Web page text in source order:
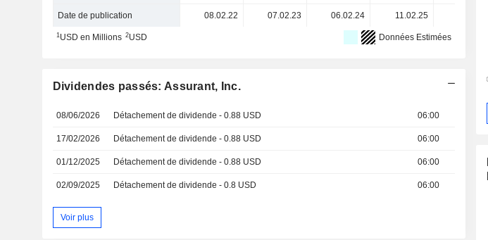
Date de publication 08.02.22 07.02.23 06.02.24 11.02.25
1USD en Millions 2USD Données Estimées
Dividendes passés: Assurant, Inc.
08/06/2026 Détachement de dividende - 0.88 USD 06:00
17/02/2026 Détachement de dividende - 0.88 USD 06:00
01/12/2025 Détachement de dividende - 0.88 USD 06:00
02/09/2025 Détachement de dividende - 0.8 USD 06:00
Voir plus